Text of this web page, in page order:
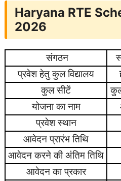
Haryana RTE
2026
संगठन
प्रवेश हेतु कुल विद्यालय
कुल सीटें
योजना का नाम
प्रवेश स्थान
आवेदन प्रारंभ तिथि
आवेदन करने की अंतिम तिथि
आवेदन का प्रकार